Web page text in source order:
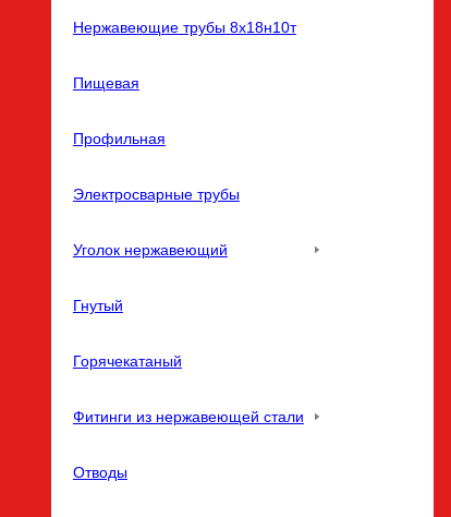
Нержавеющие трубы 8х18н10т
Пищевая
Профильная
Электросварные трубы
Уголок нержавеющий
Гнутый
Горячекатаный
Фитинги из нержавеющей стали
Отводы